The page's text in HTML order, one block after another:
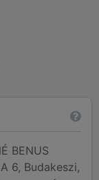
BENUS
6, Budakeszi,